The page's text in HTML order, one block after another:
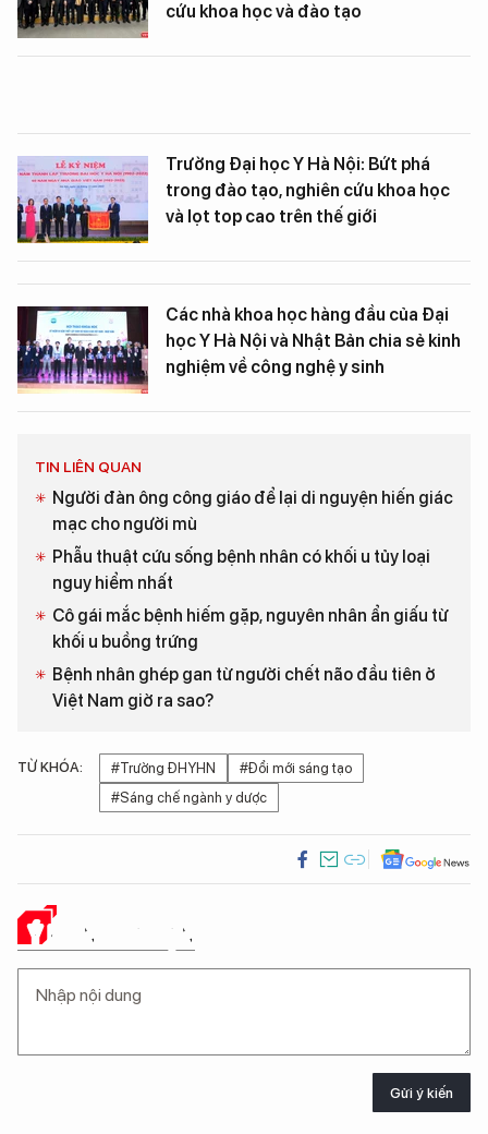
cứu khoa học và đào tạo
Trường Đại học Y Hà Nội: Bứt phá
trong đào tạo, nghiên cứu khoa học
và lọt top cao trên thế giới
Các nhà khoa học hàng đầu của Đại
học Y Hà Nội và Nhật Bản chia sẻ kinh
nghiệm về công nghệ y sinh
TIN LIÊN QUAN
Người đàn ông công giáo để lại di nguyện hiến giác
mạc cho người mù
Phẫu thuật cứu sống bệnh nhân có khối u tủy loại
nguy hiểm nhất
Cô gái mắc bệnh hiếm gặp, nguyên nhân ẩn giấu từ
khối u buồng trứng
Bệnh nhân ghép gan từ người chết não đầu tiên ở
Việt Nam giờ ra sao?
TỪ KHÓA: #Trường ĐHYHN
#Đổi mới sáng tạo
#Sáng chế ngành y dược
Ý KIẾN CỦA BẠN
Gửi ý kiến